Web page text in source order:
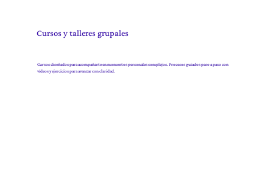
Cursos y talleres grupales
Cursos diseñados para acompañarte en momentos personales complejos. Procesos guiados paso a paso con
vídeos y ejercicios para avanzar con claridad.